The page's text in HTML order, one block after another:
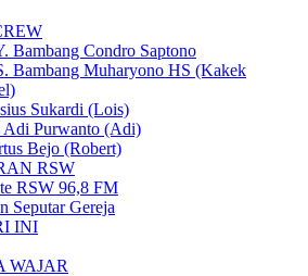
Bambang Condro Saptono
Bambang Muharyono HS (Kakek
Sukardi (Lois)
Adi Purwanto (Adi)
Bejo (Robert)
RSW
RSW 96,8 FM
Seputar Gereja
INI
WAJAR